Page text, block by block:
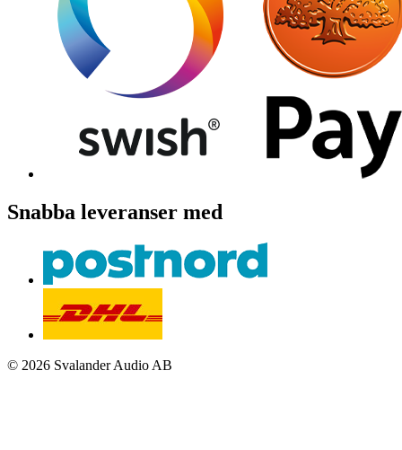
Snabba leveranser med
© 2026 Svalander Audio AB